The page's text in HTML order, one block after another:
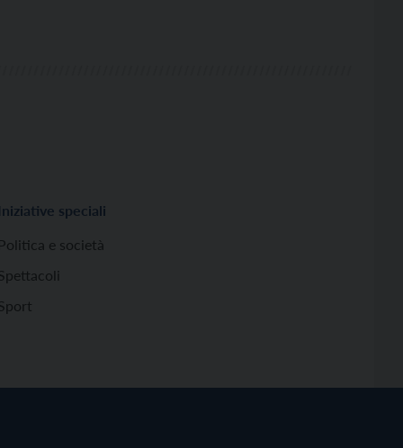
Iniziative speciali
Politica e società